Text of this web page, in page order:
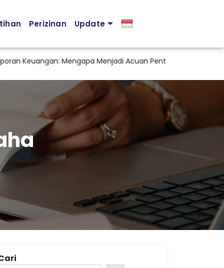
Perizinan Update
Mengapa Menjadi Acuan Penting dalam